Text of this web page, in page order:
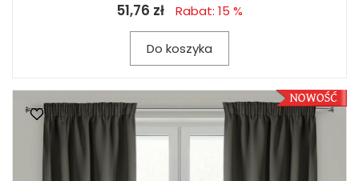
51,76 zł Rabat: 15 %
Do koszyka